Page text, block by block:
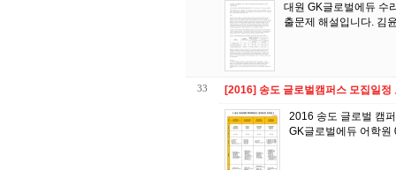
대원 GK글로벌에듀 수
출문제 해설입니다. 김
33 [2016] 송도 글로벌캠퍼스 모집일정
2016 송도 글로벌 캠퍼스 4개 대학 모집일정